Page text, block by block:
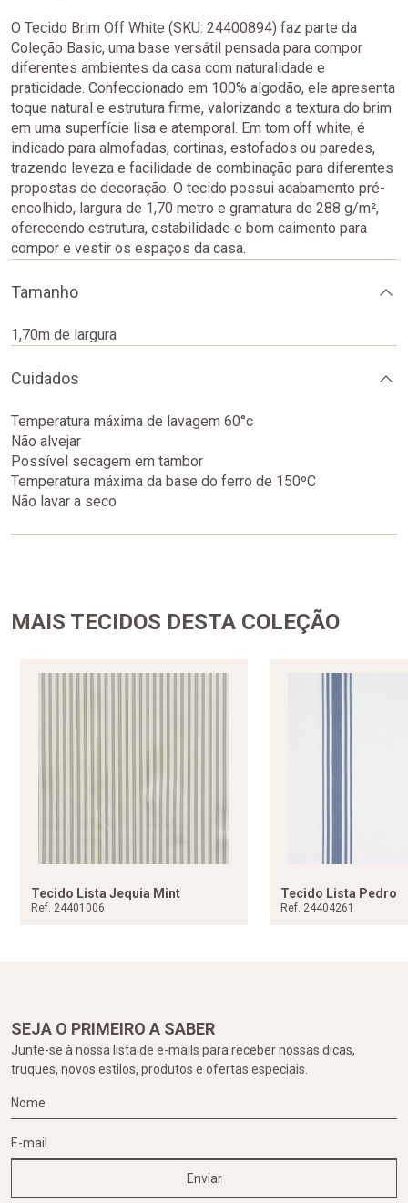
O Tecido Brim Off White (SKU: 24400894) faz parte da
Coleção Basic, uma base versátil pensada para compor
diferentes ambientes da casa com naturalidade e
praticidade. Confeccionado em 100% algodão, ele apresenta
toque natural e estrutura firme, valorizando a textura do brim
em uma superfície lisa e atemporal. Em tom off white, é
indicado para almofadas, cortinas, estofados ou paredes,
trazendo leveza e facilidade de combinação para diferentes
propostas de decoração. O tecido possui acabamento pré-
encolhido, largura de 1,70 metro e gramatura de 288 g/m²,
oferecendo estrutura, estabilidade e bom caimento para
compor e vestir os espaços da casa.
Tamanho
1,70m de largura
Cuidados
Temperatura máxima de lavagem 60°c
Não alvejar
Possível secagem em tambor
Temperatura máxima da base do ferro de 150ºC
Não lavar a seco
MAIS TECIDOS DESTA COLEÇÃO
Tecido Lista Jequia Mint
Ref. 24401006
Tecido Lista Pedro
Ref. 24404261
SEJA O PRIMEIRO A SABER
Junte-se à nossa lista de e-mails para receber nossas dicas,
truques, novos estilos, produtos e ofertas especiais.
Enviar